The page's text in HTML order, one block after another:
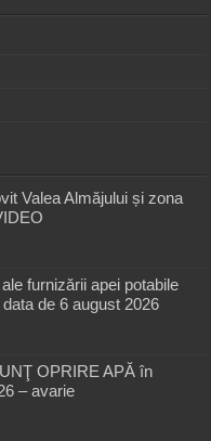
Valea Almăjului și zona
furnizării apei potabile
de 6 august 2026
OPRIRE APĂ în
– avarie